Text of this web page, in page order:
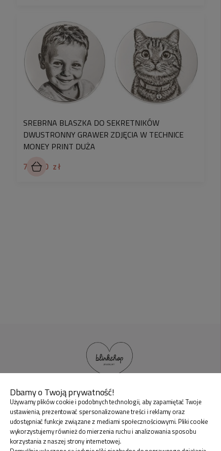
SREBRNA BLASZKA DO SEKRETNIKÓW
DWUSTRONNY GRAWER ZDJĘCIA W TECHNICE
MONEY PRINT DUŻA
79,90 zł
BLINK SHOP Joanna Pradellok, Dominów ul. Brylantowa
18 20-388 Lublin Polska
Dbamy o Twoją prywatność!
Używamy plików cookie i podobnych technologii, aby zapamiętać Twoje
ustawienia, prezentować spersonalizowane treści i reklamy oraz
udostępniać funkcje związane z mediami społecznościowymi. Pliki cookie
wykorzystujemy również do mierzenia ruchu i analizowania sposobu
korzystania z naszej strony internetowej.